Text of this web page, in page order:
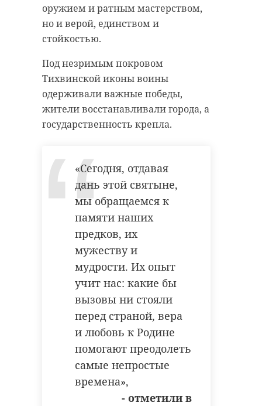
оружием и ратным мастерством,
но и верой, единством и
стойкостью.
Под незримым покровом
Тихвинской иконы воины
одерживали важные победы,
жители восстанавливали города, а
государственность крепла.
«Сегодня, отдавая
дань этой святыне,
мы обращаемся к
памяти наших
предков, их
мужеству и
мудрости. Их опыт
учит нас: какие бы
вызовы ни стояли
перед страной, вера
и любовь к Родине
помогают преодолеть
самые непростые
времена»,
- отметили в